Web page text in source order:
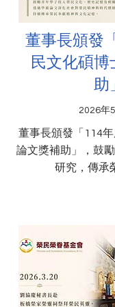
董事長頒發
民文化碩博
助
2026年
董事長頒發「114
論文獎補助」，鼓
研究，傳承